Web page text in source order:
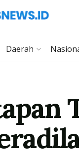
Daerah